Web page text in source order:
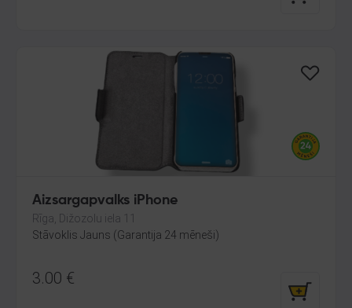
Aizsargapvalks iPhone
Rīga, Dižozolu iela 11
Stāvoklis Jauns (Garantija 24 mēneši)
3.00 €